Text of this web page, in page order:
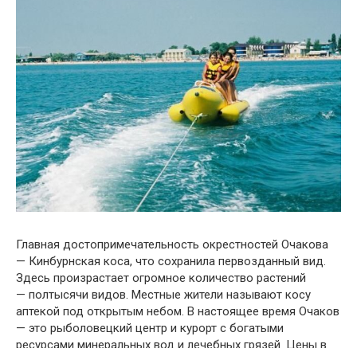
Главная достопримечательность окрестностей Очакова
— Кинбурнская коса, что сохранила первозданный вид.
Здесь произрастает огромное количество растений
— полтысячи видов. Местные жители называют косу
аптекой под открытым небом. В настоящее время Очаков
— это рыболовецкий центр и курорт с богатыми
ресурсами минеральных вод и лечебных грязей. Цены в